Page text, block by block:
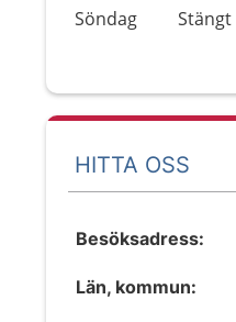
Söndag
Stängt
HITTA OSS
Besöksadress:
Län, kommun: